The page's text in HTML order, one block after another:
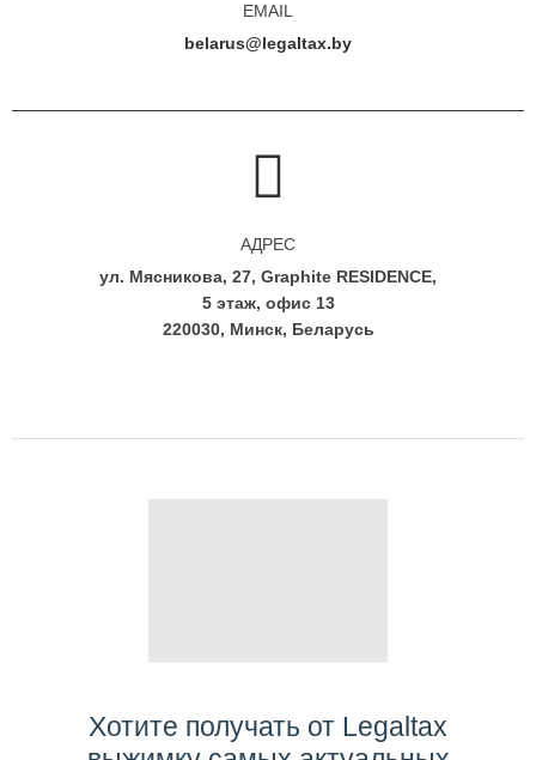
EMAIL
belarus@legaltax.by
АДРЕС
ул. Мясникова, 27, Graphite RESIDENCE,
5 этаж, офис 13
220030, Минск, Беларусь
Хотите получать от Legaltax